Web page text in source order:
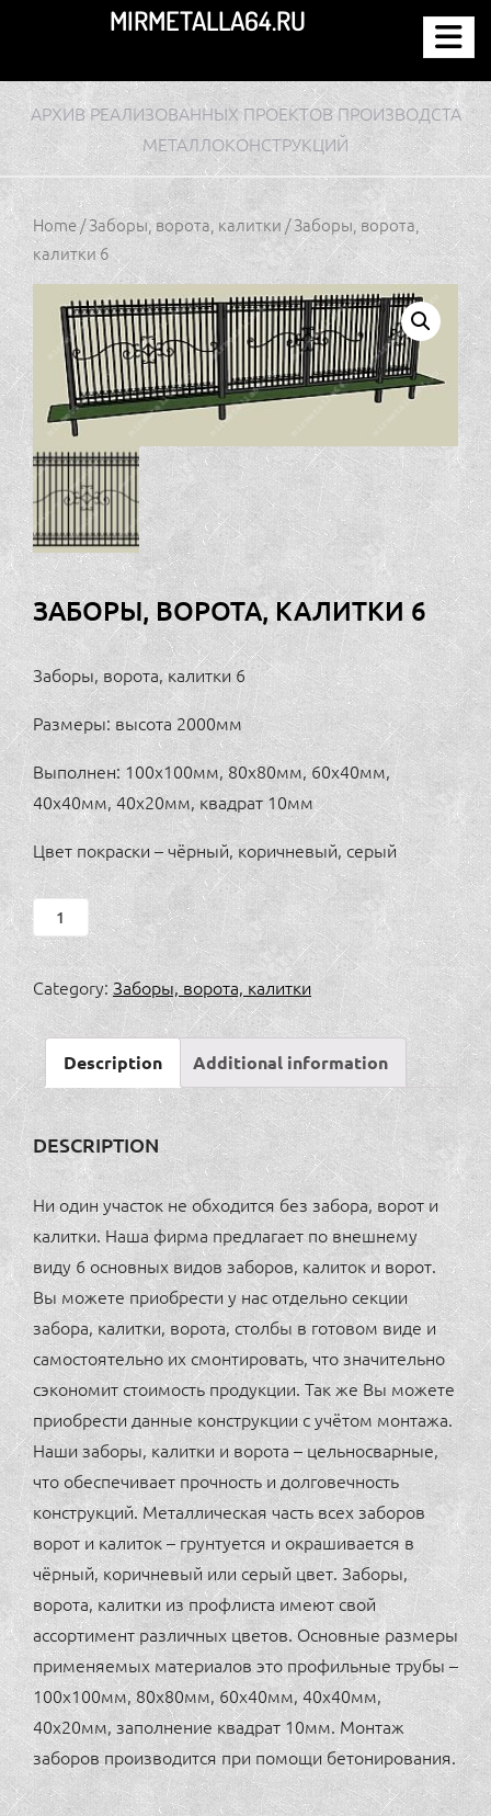
содержимому
MIRMETALLA64.RU
АРХИВ РЕАЛИЗОВАННЫХ ПРОЕКТОВ ПРОИЗВОДСТА
МЕТАЛЛОКОНСТРУКЦИЙ
Home/Заборы, ворота, калитки/ Заборы, ворота,
калитки 6
ЗАБОРЫ, ВОРОТА, КАЛИТКИ 6
Заборы, ворота, калитки 6
Размеры: высота 2000мм
Выполнен: 100х100мм, 80х80мм, 60х40мм,
40х40мм, 40х20мм, квадрат 10мм
Цвет покраски – чёрный, коричневый, серый
Заборы,
ворота,
калитки
6
quantity
Category:Заборы, ворота, калитки
Description Additional information
DESCRIPTION
Ни один участок не обходится без забора, ворот и
калитки. Наша фирма предлагает по внешнему
виду 6 основных видов заборов, калиток и ворот.
Вы можете приобрести у нас отдельно секции
забора, калитки, ворота, столбы в готовом виде и
самостоятельно их смонтировать, что значительно
сэкономит стоимость продукции. Так же Вы можете
приобрести данные конструкции с учётом монтажа.
Наши заборы, калитки и ворота – цельносварные,
что обеспечивает прочность и долговечность
конструкций. Металлическая часть всех заборов
ворот и калиток – грунтуется и окрашивается в
чёрный, коричневый или серый цвет. Заборы,
ворота, калитки из профлиста имеют свой
ассортимент различных цветов. Основные размеры
применяемых материалов это профильные трубы –
100х100мм, 80х80мм, 60х40мм, 40х40мм,
40х20мм, заполнение квадрат 10мм. Монтаж
заборов производится при помощи бетонирования.